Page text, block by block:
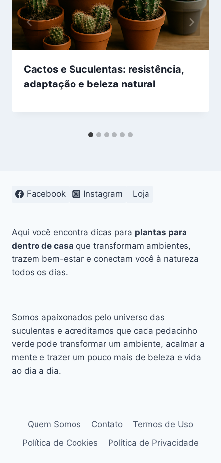
Cactos e Suculentas: resistência,
adaptação e beleza natural
Facebook Instagram Loja
Aqui você encontra dicas para plantas para
dentro de casa que transformam ambientes,
trazem bem-estar e conectam você à natureza
todos os dias.
Somos apaixonados pelo universo das
suculentas e acreditamos que cada pedacinho
verde pode transformar um ambiente, acalmar a
mente e trazer um pouco mais de beleza e vida
ao dia a dia.
Quem Somos Contato
Termos de Uso
Política de Cookies
Política de Privacidade